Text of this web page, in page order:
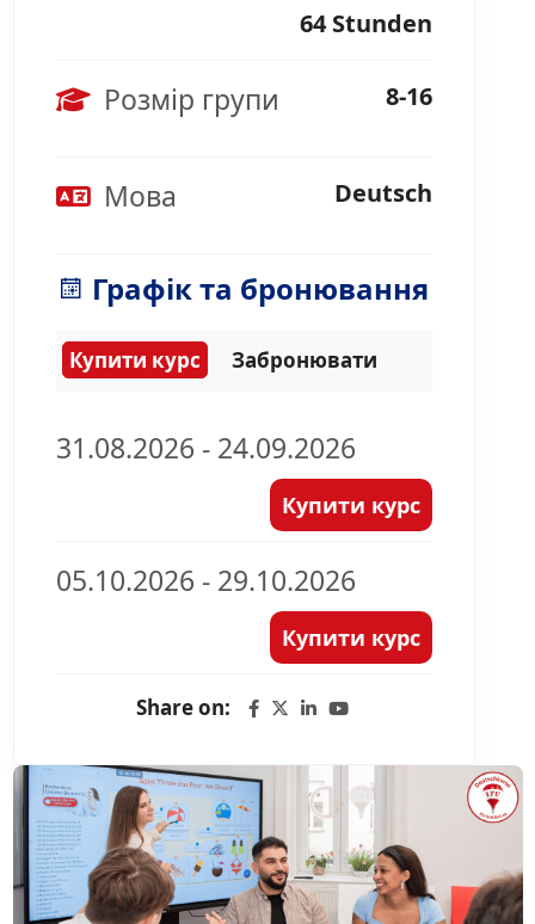
64 Stunden
Розмір групи 8-16
Мова Deutsch
Графік та бронювання
Купити курс Забронювати
31.08.2026 - 24.09.2026
Купити курс
05.10.2026 - 29.10.2026
Купити курс
Share on: